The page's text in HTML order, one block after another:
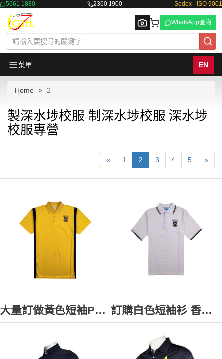
5661 1880 2360 1900 Sedex · ISO 9001
WhatsApp查詢
菜單 EN
Home 2
製深水埗校服 制深水埗校服 深水埗
校服專營
« 1 2 3 4 5 »
大量訂做黃色短袖Polo恤 三粒鈕扣 來樣訂做學校團隊服 校服派對 校服網上訂購 訂購學校籃球服 校服店 澳洲 SU204 訂購白色短袖衫 香港校服 來樣訂做Polo校服 校友會 舊生紀念 設計男裝Polo短袖衫 校服制服批發 澳洲 高中 校服 SU203